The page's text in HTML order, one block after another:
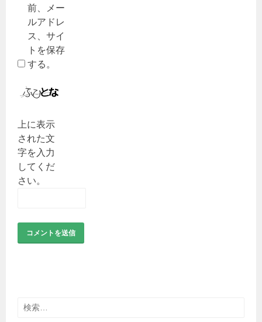
前、メー
ルアドレ
ス、サイ
トを保存
する。
上に表示
された文
字を入力
してくだ
さい。
検